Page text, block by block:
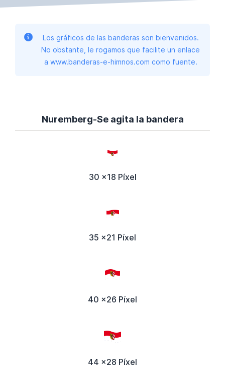
Los gráficos de las banderas son bienvenidos.
No obstante, le rogamos que facilite un enlace
a www.banderas-e-himnos.com como fuente.
Nuremberg-Se agita la bandera
30 x18 Píxel
35 x21 Píxel
40 x26 Píxel
44 x28 Píxel